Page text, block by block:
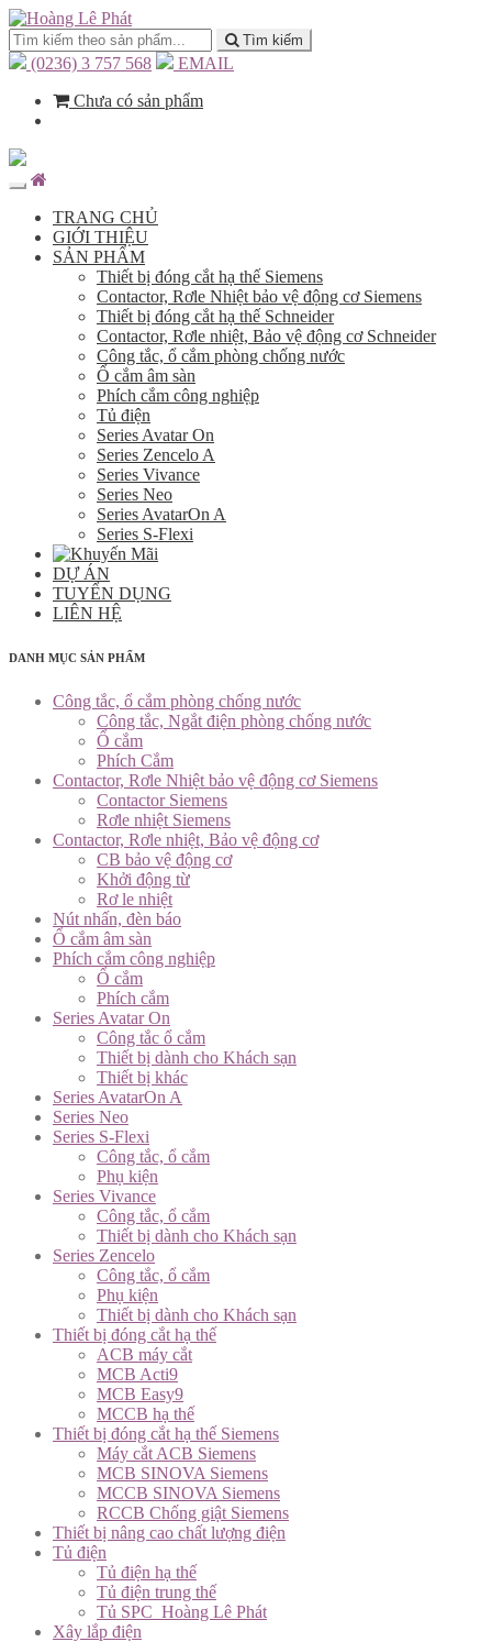
Tìm kiếm
(0236) 3 757 568
EMAIL
Chưa có sản phẩm
TRANG CHỦ
GIỚI THIỆU
SẢN PHẨM
Thiết bị đóng cắt hạ thế Siemens
Contactor, Rơle Nhiệt bảo vệ động cơ Siemens
Thiết bị đóng cắt hạ thế Schneider
Contactor, Rơle nhiệt, Bảo vệ động cơ Schneider
Công tắc, ổ cắm phòng chống nước
Ổ cắm âm sàn
Phích cắm công nghiệp
Tủ điện
Series Avatar On
Series Zencelo A
Series Vivance
Series Neo
Series AvatarOn A
Series S-Flexi
DỰ ÁN
TUYỂN DỤNG
LIÊN HỆ
DANH MỤC SẢN PHẨM
Công tắc, ổ cắm phòng chống nước
Công tắc, Ngắt điện phòng chống nước
Ổ cắm
Phích Cắm
Contactor, Rơle Nhiệt bảo vệ động cơ Siemens
Contactor Siemens
Rơle nhiệt Siemens
Contactor, Rơle nhiệt, Bảo vệ động cơ
CB bảo vệ động cơ
Khởi động từ
Rơ le nhiệt
Nút nhấn, đèn báo
Ổ cắm âm sàn
Phích cắm công nghiệp
Ổ cắm
Phích cắm
Series Avatar On
Công tắc ổ cắm
Thiết bị dành cho Khách sạn
Thiết bị khác
Series AvatarOn A
Series Neo
Series S-Flexi
Công tắc, ổ cắm
Phụ kiện
Series Vivance
Công tắc, ổ cắm
Thiết bị dành cho Khách sạn
Series Zencelo
Công tắc, ổ cắm
Phụ kiện
Thiết bị dành cho Khách sạn
Thiết bị đóng cắt hạ thế
ACB máy cắt
MCB Acti9
MCB Easy9
MCCB hạ thế
Thiết bị đóng cắt hạ thế Siemens
Máy cắt ACB Siemens
MCB SINOVA Siemens
MCCB SINOVA Siemens
RCCB Chống giật Siemens
Thiết bị nâng cao chất lượng điện
Tủ điện
Tủ điện hạ thế
Tủ điện trung thế
Tủ SPC_Hoàng Lê Phát
Xây lắp điện